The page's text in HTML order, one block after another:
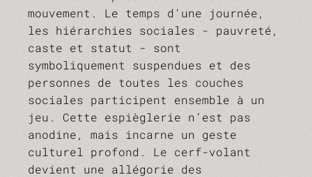
mouvement. Le temps d’une journée,
les hiérarchies sociales - pauvreté,
caste et statut - sont
symboliquement suspendues et des
personnes de toutes les couches
sociales participent ensemble à un
jeu. Cette espièglerie n’est pas
anodine, mais incarne un geste
culturel profond. Le cerf-volant
devient une allégorie des